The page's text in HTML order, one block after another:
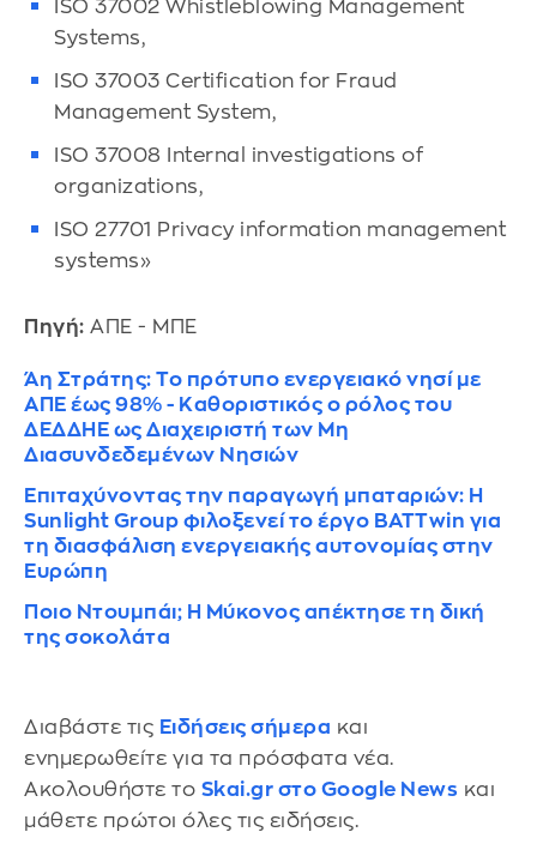
ISO 37002 Whistleblowing Management
Systems,
ISO 37003 Certification for Fraud
Management System,
ISO 37008 Internal investigations of
organizations,
ISO 27701 Privacy information management
systems»
Πηγή: ΑΠΕ - ΜΠΕ
Άη Στράτης: Το πρότυπο ενεργειακό νησί με
ΑΠΕ έως 98% - Καθοριστικός ο ρόλος του
ΔΕΔΔΗΕ ως Διαχειριστή των Μη
Διασυνδεδεμένων Νησιών
Επιταχύνοντας την παραγωγή μπαταριών: Η
Sunlight Group φιλοξενεί το έργο BATTwin για
τη διασφάλιση ενεργειακής αυτονομίας στην
Ευρώπη
Ποιο Ντουμπάι; Η Μύκονος απέκτησε τη δική
της σοκολάτα
Διαβάστε τις Ειδήσεις σήμερα και
ενημερωθείτε για τα πρόσφατα νέα.
Ακολουθήστε το Skai.gr στο Google News και
μάθετε πρώτοι όλες τις ειδήσεις.